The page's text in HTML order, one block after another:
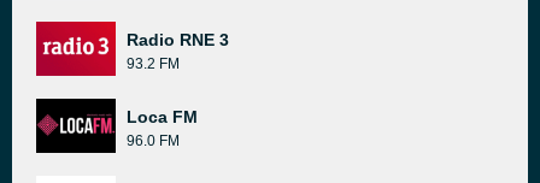
Radio RNE 3
93.2 FM
Loca FM
96.0 FM